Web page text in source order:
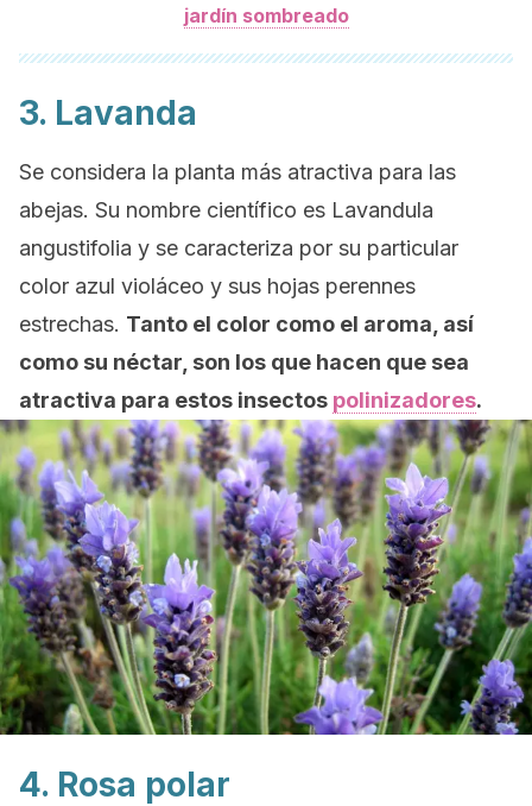
jardín sombreado
3. Lavanda
Se considera la planta más atractiva para las
abejas. Su nombre científico es Lavandula
angustifolia y se caracteriza por su particular
color azul violáceo y sus hojas perennes
estrechas. Tanto el color como el aroma, así
como su néctar, son los que hacen que sea
atractiva para estos insectos polinizadores.
4. Rosa polar